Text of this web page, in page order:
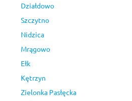
Działdowo
Szczytno
Nidzica
Mrągowo
Ełk
Kętrzyn
Zielonka Pasłęcka